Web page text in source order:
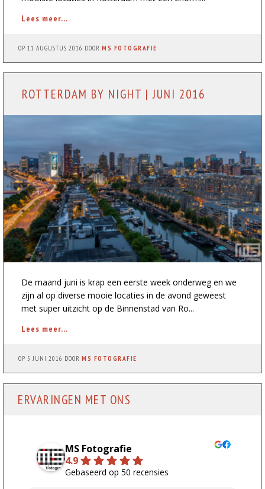
Lees meer...
OP11 AUGUSTUS 2016 DOORMS FOTOGRAFIE
ROTTERDAM BY NIGHT | JUNI 2016
De maand juni is krap een eerste week onderweg en we
zijn al op diverse mooie locaties in de avond geweest
met super uitzicht op de Binnenstad van Ro...
Lees meer...
OP 5 JUNI 2016 DOORMS FOTOGRAFIE
ERVARINGEN MET ONS
MS Fotografie
4.9
Gebaseerd op 50 recensies